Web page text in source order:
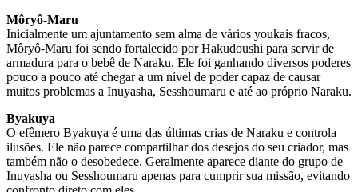
Môryô-Maru
Inicialmente um ajuntamento sem alma de vários youkais fracos,
Môryô-Maru foi sendo fortalecido por Hakudoushi para servir de
armadura para o bebê de Naraku. Ele foi ganhando diversos poderes
pouco a pouco até chegar a um nível de poder capaz de causar
muitos problemas a Inuyasha, Sesshoumaru e até ao próprio Naraku.
Byakuya
O efêmero Byakuya é uma das últimas crias de Naraku e controla
ilusões. Ele não parece compartilhar dos desejos do seu criador, mas
também não o desobedece. Geralmente aparece diante do grupo de
Inuyasha ou Sesshoumaru apenas para cumprir sua missão, evitando